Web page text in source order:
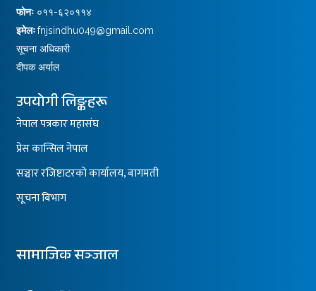
फोनः ०११-६२०११४
इमेलःfnjsindhu049@gmail.com
सूचना अधिकारी
दीपक अर्याल
उपयोगी लिङ्कहरू
नेपाल पत्रकार महासंघ
प्रेस कान्सिल नेपाल
सञ्चार रजिष्टाटरको कार्यालय, बागमती
सूचना बिभाग
सामाजिक सञ्जाल